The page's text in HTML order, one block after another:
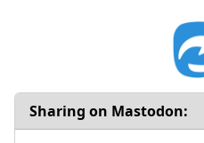
Sharing on Mastodon: